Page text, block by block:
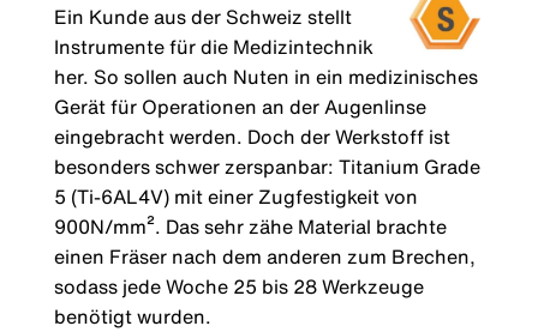
Ein Kunde aus der Schweiz stellt
Instrumente für die Medizintechnik
her. So sollen auch Nuten in ein medizinisches
Gerät für Operationen an der Augenlinse
eingebracht werden. Doch der Werkstoff ist
besonders schwer zerspanbar: Titanium Grade
5 (Ti-6AL4V) mit einer Zugfestigkeit von
900N/mm². Das sehr zähe Material brachte
einen Fräser nach dem anderen zum Brechen,
sodass jede Woche 25 bis 28 Werkzeuge
benötigt wurden.